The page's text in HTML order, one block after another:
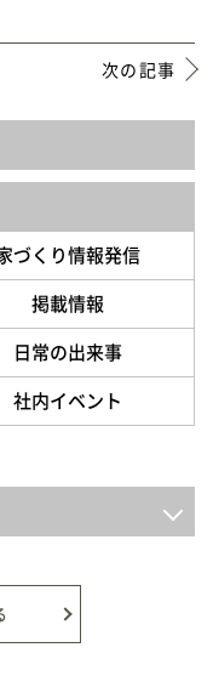
次の記事
づくり情報発信
掲載情報
日常の出来事
社内イベント